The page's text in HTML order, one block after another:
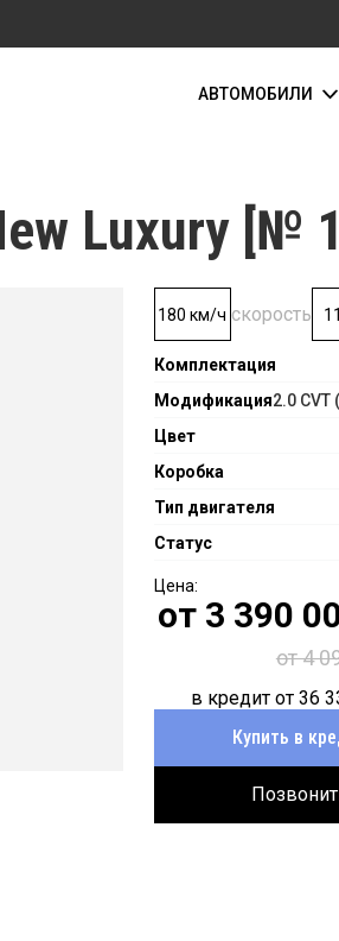
АВТОМОБИЛИ
Luxury [№
Комплектация
Модификация2.0 CVT
Цвет
Коробка
Тип двигателя
Статус
180 км/ч скорость
от 3 390
от 4
в кредит от 36
Купить в